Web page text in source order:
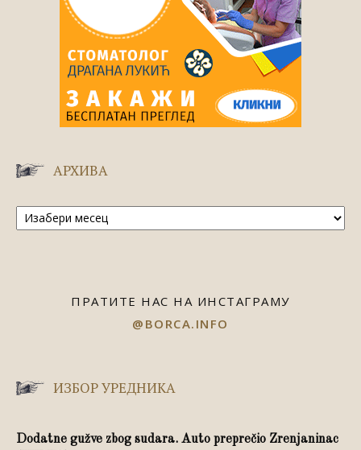
АРХИВА
Архива
ПРАТИТЕ НАС НА ИНСТАГРАМУ
@BORCA.INFO
ИЗБОР УРЕДНИКА
Dodatne gužve zbog sudara. Auto preprečio Zrenjaninac